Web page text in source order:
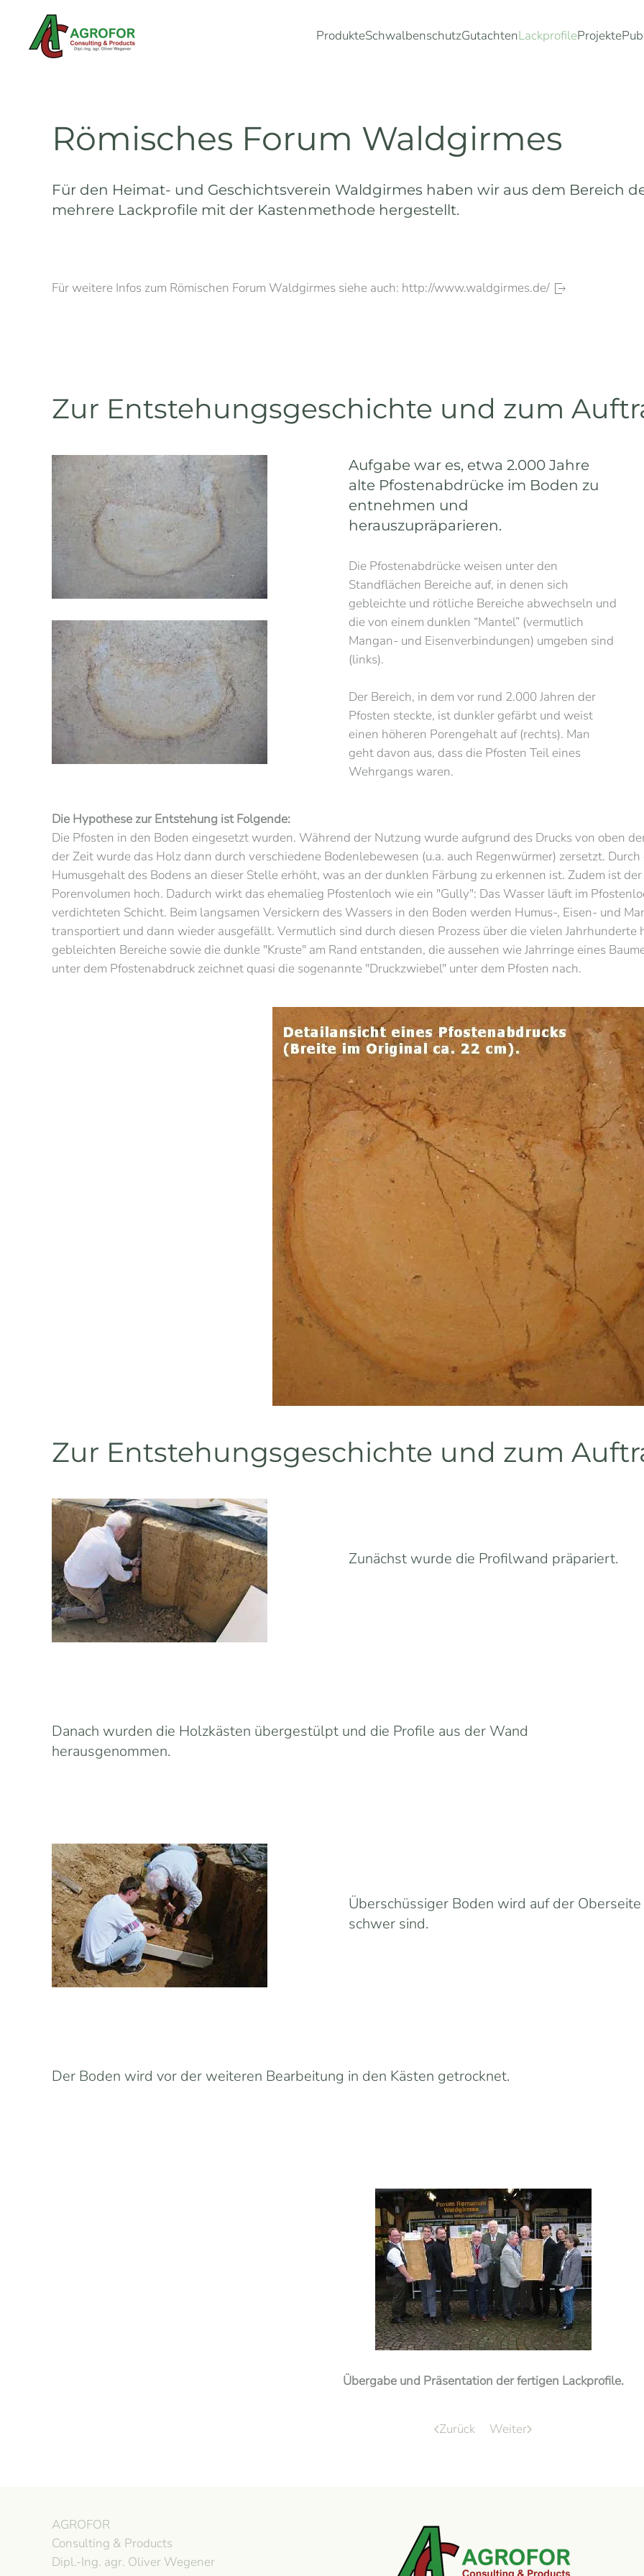
Zum Hauptinhalt springen ProdukteSchwalbenschutzGutachtenLackprofileProjekte
Römisches Forum Waldgirmes
Für den Heimat- und Geschichtsverein Waldgirmes haben wir aus dem Bereich
mehrere Lackprofile mit der Kastenmethode hergestellt.
Für weitere Infos zum Römischen Forum Waldgirmes siehe auch: http://www.waldgirmes.de/
Zur Entstehungsgeschichte und zum
Aufgabe war es, etwa 2.000 Jahre
alte Pfostenabdrücke im Boden zu
entnehmen und
herauszupräparieren.
Die Pfostenabdrücke weisen unter den
Standflächen Bereiche auf, in denen sich
gebleichte und rötliche Bereiche abwechseln und
die von einem dunklen “Mantel” (vermutlich
Mangan- und Eisenverbindungen) umgeben sind
(links).
Der Bereich, in dem vor rund 2.000 Jahren der
Pfosten steckte, ist dunkler gefärbt und weist
einen höheren Porengehalt auf (rechts). Man
geht davon aus, dass die Pfosten Teil eines
Wehrgangs waren.
Die Hypothese zur Entstehung ist Folgende:
Die Pfosten in den Boden eingesetzt wurden. Während der Nutzung wurde aufgrund des Drucks von oben
der Zeit wurde das Holz dann durch verschiedene Bodenlebewesen (u.a. auch Regenwürmer) zersetzt.
Humusgehalt des Bodens an dieser Stelle erhöht, was an der dunklen Färbung zu erkennen ist. Zudem ist
Porenvolumen hoch. Dadurch wirkt das ehemalieg Pfostenloch wie ein "Gully": Das Wasser läuft im
verdichteten Schicht. Beim langsamen Versickern des Wassers in den Boden werden Humus-, Eisen- und
transportiert und dann wieder ausgefällt. Vermutlich sind durch diesen Prozess über die vielen
gebleichten Bereiche sowie die dunkle "Kruste" am Rand entstanden, die aussehen wie Jahrringe eines
unter dem Pfostenabdruck zeichnet quasi die sogenannte "Druckzwiebel" unter dem Pfosten nach.
Zur Entstehungsgeschichte und zum
Zunächst wurde die Profilwand präpariert.
Danach wurden die Holzkästen übergestülpt und die Profile aus der Wand
herausgenommen.
Überschüssiger Boden wird auf der
schwer sind.
Der Boden wird vor der weiteren Bearbeitung in den Kästen getrocknet.
Übergabe und Präsentation der fertigen Lackprofile.
Zurück Weiter
AGROFOR
Consulting & Products
Dipl.-Ing. agr. Oliver Wegener